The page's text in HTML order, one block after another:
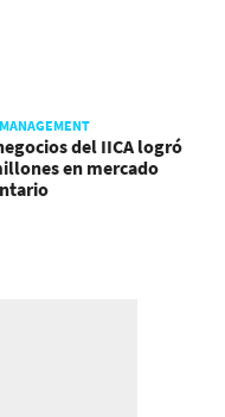
del IICA logró
en mercado